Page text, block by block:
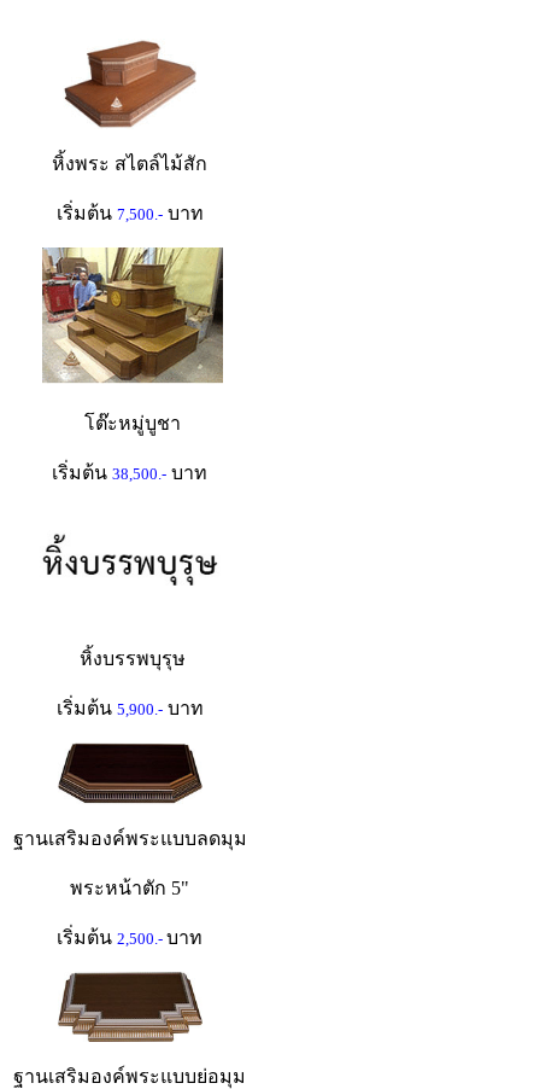
หิ้งพระ สไตล์ไม้สัก
เริ่มต้น 7,500.- บาท
โต๊ะหมู่บูชา
เริ่มต้น 38,500.- บาท
หิ้งบรรพบุรุษ
เริ่มต้น 5,900.- บาท
ฐานเสริมองค์พระแบบลดมุม
พระหน้าตัก 5"
เริ่มต้น2,500.-บาท
ฐานเสริมองค์พระแบบย่อมุม